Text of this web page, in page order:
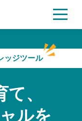
ッジツール
、
ルを